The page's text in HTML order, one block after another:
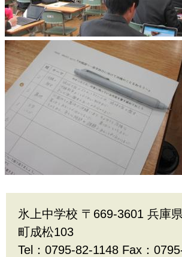
氷上中学校 〒669-3601 兵庫
町成松103
Tel：0795-82-1148 Fax：